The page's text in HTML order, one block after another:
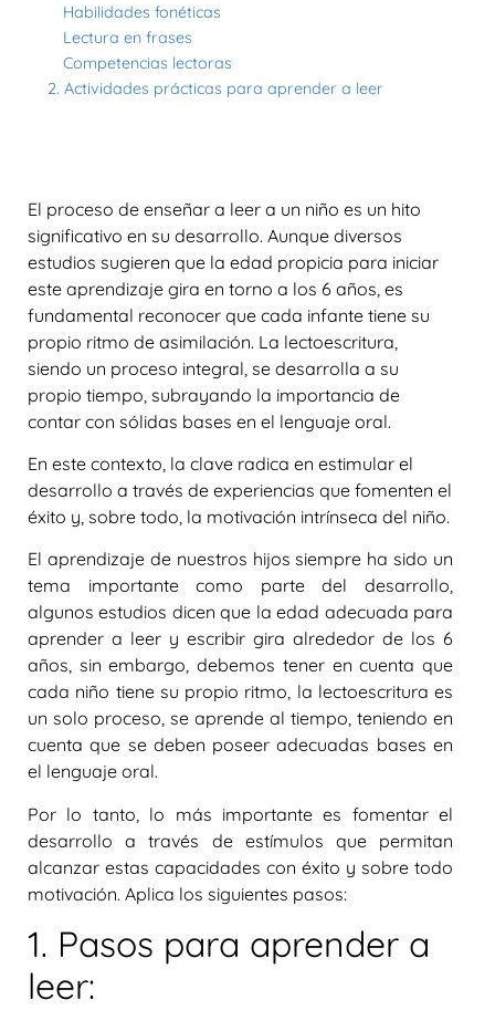
Habilidades fonéticas
Lectura en frases
Competencias lectoras
2. Actividades prácticas para aprender a leer
El proceso de enseñar a leer a un niño es un hito
significativo en su desarrollo. Aunque diversos
estudios sugieren que la edad propicia para iniciar
este aprendizaje gira en torno a los 6 años, es
fundamental reconocer que cada infante tiene su
propio ritmo de asimilación. La lectoescritura,
siendo un proceso integral, se desarrolla a su
propio tiempo, subrayando la importancia de
contar con sólidas bases en el lenguaje oral.
En este contexto, la clave radica en estimular el
desarrollo a través de experiencias que fomenten el
éxito y, sobre todo, la motivación intrínseca del niño.
El aprendizaje de nuestros hijos siempre ha sido un
tema importante como parte del desarrollo,
algunos estudios dicen que la edad adecuada para
aprender a leer y escribir gira alrededor de los 6
años, sin embargo, debemos tener en cuenta que
cada niño tiene su propio ritmo, la lectoescritura es
un solo proceso, se aprende al tiempo, teniendo en
cuenta que se deben poseer adecuadas bases en
el lenguaje oral.
Por lo tanto, lo más importante es fomentar el
desarrollo a través de estímulos que permitan
alcanzar estas capacidades con éxito y sobre todo
motivación. Aplica los siguientes pasos:
1. Pasos para aprender a
leer: